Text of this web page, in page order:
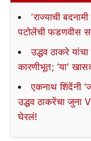
‘राज्याची
पटोलेंची फडणवीस
उद्धव ठाकरे
कारणीभूत; ‘या’
एकनाथ शिंदेंनी
उद्धव ठाकरेंचा जुना
घेरलं!